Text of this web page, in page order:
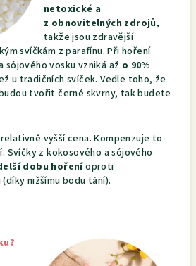
netoxické a
z obnovitelných zdrojů,
takže jsou zdravější
svíčkám z parafínu. Při hoření
sójového vosku vzniká až o 90%
u tradičních svíček. Vedle toho, že
tvořit černé skvrny, tak budete
vyšší cena. Kompenzuje to
Svíčky z kokosového a sójového
dobu hořeníoproti
nižšímu bodu tání).